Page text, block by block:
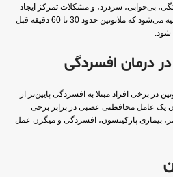
بی‌خوابی، سردرد، و مشکلات تمرکز ایجاد
کند. برای کاهش جت‌لگ، معمولاً توصیه می‌شود که ملاتونین حدود 30 تا 60 دقیقه قبل
شود.
درمان افسردگی
در برخی افراد مبتلا به افسردگی پایین‌تر از
یک عامل محافظتی عصبی در برابر برخی
بیماری پارکینسون، افسردگی و میگرن عمل